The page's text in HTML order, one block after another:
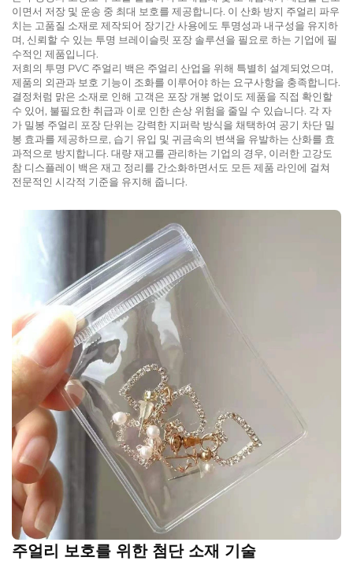
이면서 저장 및 운송 중 최대 보호를 제공합니다. 이 산화 방지 주얼리 파우
치는 고품질 소재로 제작되어 장기간 사용에도 투명성과 내구성을 유지하
며, 신뢰할 수 있는 투명 브레이슬릿 포장 솔루션을 필요로 하는 기업에 필
수적인 제품입니다.
저희의 투명 PVC 주얼리 백은 주얼리 산업을 위해 특별히 설계되었으며,
제품의 외관과 보호 기능이 조화를 이루어야 하는 요구사항을 충족합니다.
결정처럼 맑은 소재로 인해 고객은 포장 개봉 없이도 제품을 직접 확인할
수 있어, 불필요한 취급과 이로 인한 손상 위험을 줄일 수 있습니다. 각 자
가 밀봉 주얼리 포장 단위는 강력한 지퍼락 방식을 채택하여 공기 차단 밀
봉 효과를 제공하므로, 습기 유입 및 귀금속의 변색을 유발하는 산화를 효
과적으로 방지합니다. 대량 재고를 관리하는 기업의 경우, 이러한 고강도
참 디스플레이 백은 재고 정리를 간소화하면서도 모든 제품 라인에 걸쳐
전문적인 시각적 기준을 유지해 줍니다.
주얼리 보호를 위한 첨단 소재 기술